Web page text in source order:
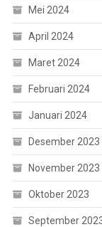
Mei 2024
April 2024
Maret 2024
Februari 2024
Januari 2024
Desember 2023
November 2023
Oktober 2023
September